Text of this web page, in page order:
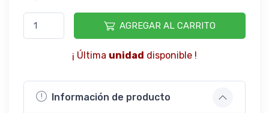
AGREGAR AL CARRITO
¡ Última unidad disponible !
Información de producto